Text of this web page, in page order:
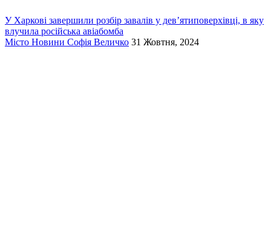
У Харкові завершили розбір завалів у дев’ятиповерхівці, в яку
влучила російська авіабомба
Місто Новини Софія Величко 31 Жовтня, 2024